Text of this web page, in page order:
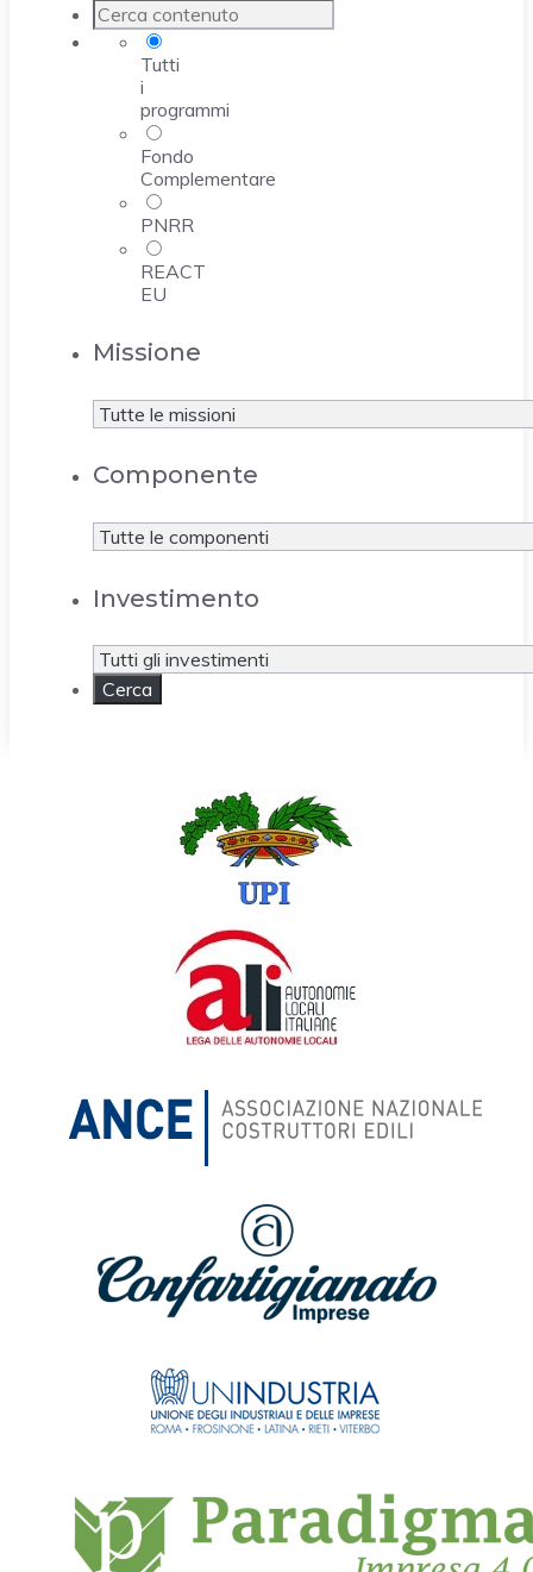
Tutti
i
programmi
Fondo
Complementare
PNRR
REACT
EU
Missione
Componente
Investimento